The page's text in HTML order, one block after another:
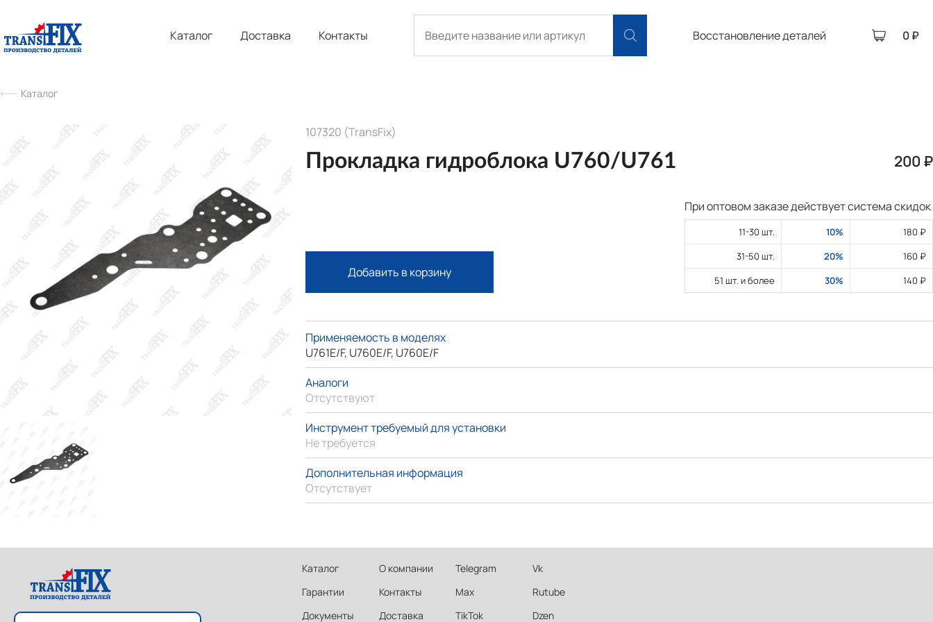
Каталог Доставка Контакты Восстановление деталей 0 ₽
Каталог
107320 (TransFix)
Прокладка гидроблока U760/U761 200 ₽
Добавить в корзину
При оптовом заказе действует система скидок
11-30 шт. 10%
180 ₽
31-50 шт.
20%
160 ₽
51 шт. и более
30% 140 ₽
Применяемость в моделях
U761E/F, U760E/F, U760E/F
Аналоги
Отсутствуют
Инструмент требуемый для установки
Не требуется
Дополнительная информация
Отсутствует
Каталог
Гарантии
Документы
О компании
Контакты
Доставка
Telegram
Max
TikTok
Vk
Rutube
Dzen